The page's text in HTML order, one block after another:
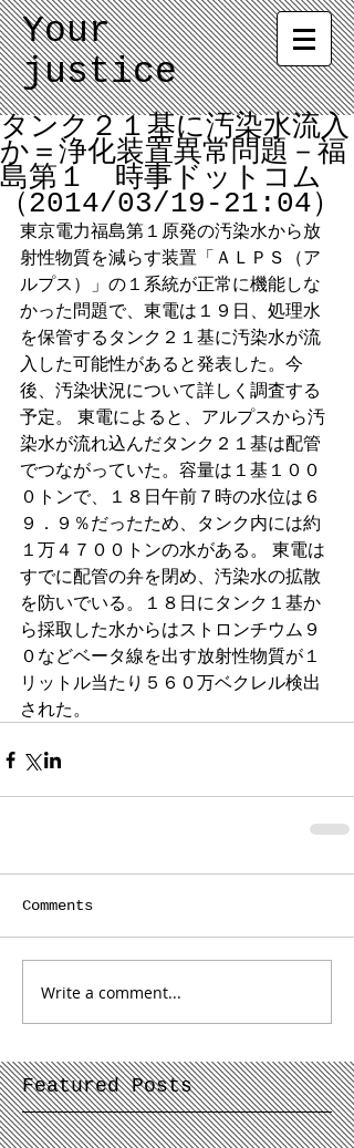
Your
justice
タンク２１基に汚染水流入
か＝浄化装置異常問題－福
島第１ 時事ドットコム
（2014/03/19-21:04）
東京電力福島第１原発の汚染水から放
射性物質を減らす装置「ＡＬＰＳ（ア
ルプス）」の１系統が正常に機能しな
かった問題で、東電は１９日、処理水
を保管するタンク２１基に汚染水が流
入した可能性があると発表した。今
後、汚染状況について詳しく調査する
予定。 東電によると、アルプスから汚
染水が流れ込んだタンク２１基は配管
でつながっていた。容量は１基１００
０トンで、１８日午前７時の水位は６
９．９％だったため、タンク内には約
１万４７００トンの水がある。 東電は
すでに配管の弁を閉め、汚染水の拡散
を防いでいる。１８日にタンク１基か
ら採取した水からはストロンチウム９
０などベータ線を出す放射性物質が１
リットル当たり５６０万ベクレル検出
された。
Comments
Write a comment...
Featured Posts